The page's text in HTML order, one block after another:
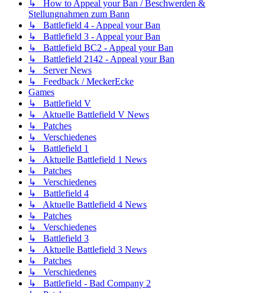
↳ How to Appeal your Ban / Beschwerden &
Stellungnahmen zum Bann
↳ Battlefield 4 - Appeal your Ban
↳ Battlefield 3 - Appeal your Ban
↳ Battlefield BC2 - Appeal your Ban
↳ Battlefield 2142 - Appeal your Ban
↳ Server News
↳ Feedback / MeckerEcke
Games
↳ Battlefield V
↳ Aktuelle Battlefield V News
↳ Patches
↳ Verschiedenes
↳ Battlefield 1
↳ Aktuelle Battlefield 1 News
↳ Patches
↳ Verschiedenes
↳ Battlefield 4
↳ Aktuelle Battlefield 4 News
↳ Patches
↳ Verschiedenes
↳ Battlefield 3
↳ Aktuelle Battlefield 3 News
↳ Patches
↳ Verschiedenes
↳ Battlefield - Bad Company 2